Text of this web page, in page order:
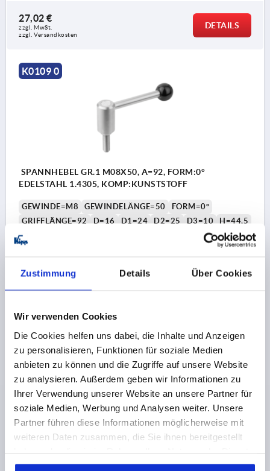
Zustimmung Details Über Cookies
Wir verwenden Cookies
Die Cookies helfen uns dabei, die Inhalte und Anzeigen
zu personalisieren, Funktionen für soziale Medien
anbieten zu können und die Zugriffe auf unsere Website
zu analysieren. Außerdem geben wir Informationen zu
Ihrer Verwendung unserer Website an unsere Partner für
soziale Medien, Werbung und Analysen weiter. Unsere
Partner führen diese Informationen möglicherweise mit
weiteren Daten zusammen, die Sie ihnen bereitgestellt
gesammelt haben.Cookie Richtlinien
27,02 €
zzgl. MwSt.
zzgl. Versandkosten
DETAILS
K0109 0
SPANNHEBEL GR.1 M08X50, A=92, FORM:0°
EDELSTAHL 1.4305, KOMP:KUNSTSTOFF
GEWINDE=M8 GEWINDELÄNGE=50
FORM=0°
GRIFFLÄNGE=92
D=16 D1=24 D2=25 D3=10
H=44,5
H1=4,5
K0109 0
SPANNHEBEL GR.1 M08X60, A=92, FORM:0°